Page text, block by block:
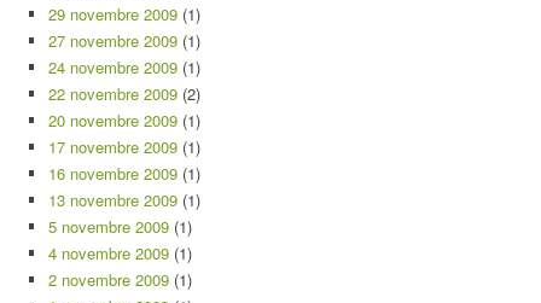
29 novembre 2009 (1)
27 novembre 2009 (1)
24 novembre 2009 (1)
22 novembre 2009 (2)
20 novembre 2009 (1)
17 novembre 2009 (1)
16 novembre 2009 (1)
13 novembre 2009 (1)
5 novembre 2009 (1)
4 novembre 2009 (1)
2 novembre 2009 (1)